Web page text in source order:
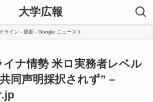
大学広報
ライン - 最新 - Google ニュース
イナ情勢 米ロ実務者レベル
同声明採択されず” –